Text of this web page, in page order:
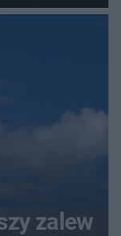
zalew